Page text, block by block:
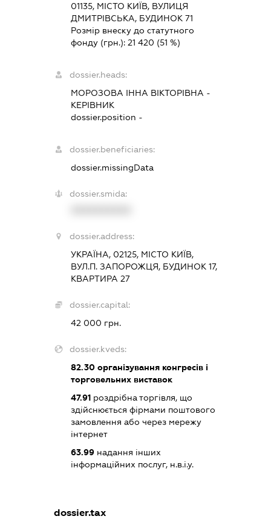
01135, МІСТО КИЇВ, ВУЛИЦЯ
ДМИТРІВСЬКА, БУДИНОК 71
Розмір внеску до статутного
фонду (грн.): 21 420 (51 %)
dossier.heads:
МОРОЗОВА ІННА ВІКТОРІВНА -
КЕРІВНИК
dossier.position -
dossier.beneficiaries:
dossier.missingData
dossier.smida:
dossier.address:
УКРАЇНА, 02125, МІСТО КИЇВ,
ВУЛ.П. ЗАПОРОЖЦЯ, БУДИНОК 17,
КВАРТИРА 27
dossier.capital:
42 000 грн.
dossier.kveds:
82.30організування конгресів і
торговельних виставок
47.91роздрібна торгівля, що
здійснюється фірмами поштового
замовлення або через мережу
інтернет
63.99надання інших
інформаційних послуг, н.в.і.у.
dossier.tax